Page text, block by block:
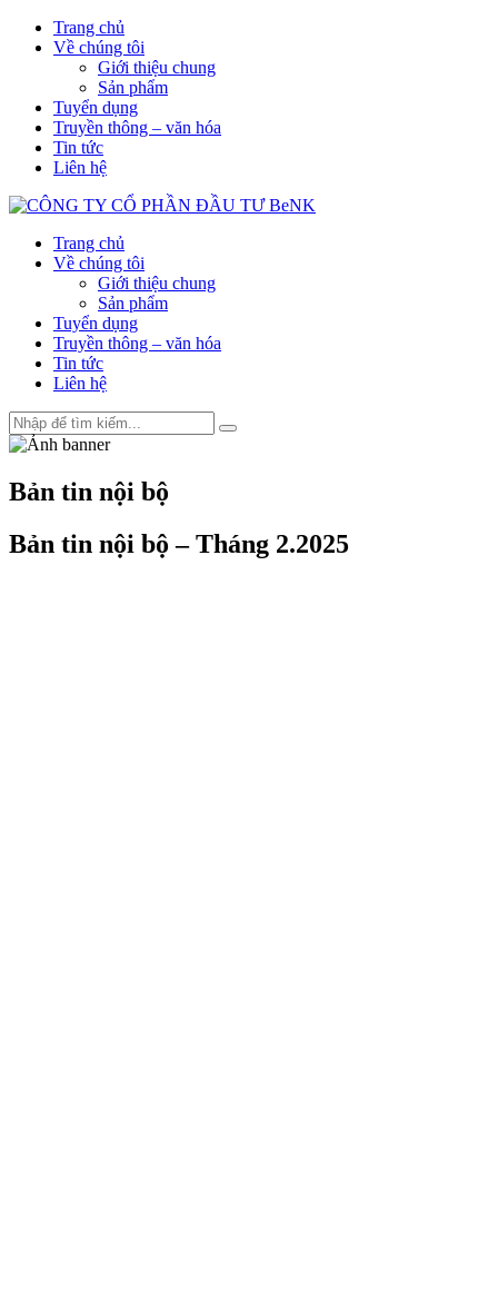
Trang chủ
Về chúng tôi
Giới thiệu chung
Sản phẩm
Tuyển dụng
Truyền thông – văn hóa
Tin tức
Liên hệ
Trang chủ
Về chúng tôi
Giới thiệu chung
Sản phẩm
Tuyển dụng
Truyền thông – văn hóa
Tin tức
Liên hệ
Bản tin nội bộ
Bản tin nội bộ – Tháng 2.2025